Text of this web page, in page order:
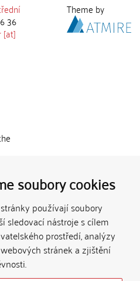
soubory cookies
používají soubory
sledovací nástroje s cílem
prostředí, analýzy
stránek a zjištění
36
[at]
k
not
of
Theme by